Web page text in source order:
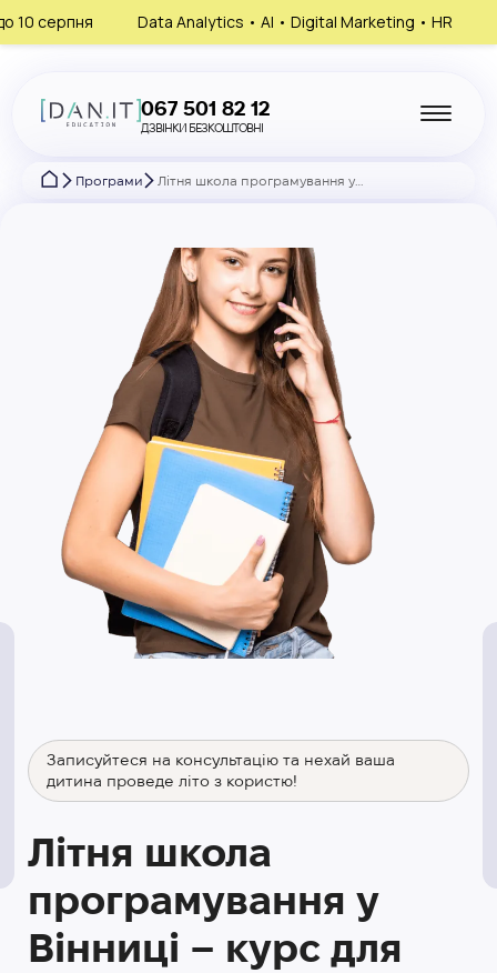
Analytics • AI • Digital Marketing • HR Запишись на
067 501 82 12
ДЗВІНКИ БЕЗКОШТОВНІ
Програми
Записуйтеся на консультацію та нехай ваша
дитина проведе літо з користю!
Літня школа
програмування у
Вінниці – курс для